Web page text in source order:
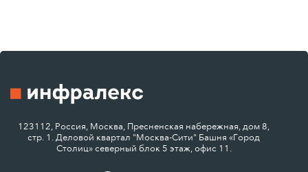
123112, Россия, Москва, Пресненская набережная, дом 8,
стр. 1. Деловой квартал "Москва-Сити" Башня «Город
Столиц» северный блок 5 этаж, офис 11.